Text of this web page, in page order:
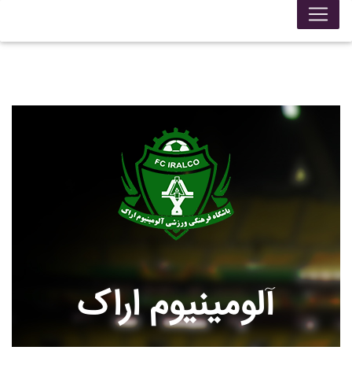
آلومينيوم اراک